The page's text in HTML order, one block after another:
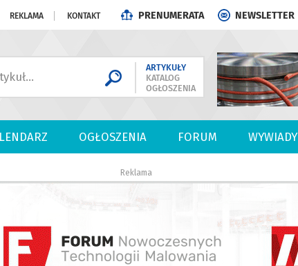
REKLAMA KONTAKT PRENUMERATA NEWSLETTER
ARTYKUŁY
KATALOG
OGŁOSZENIA
OGŁOSZENIA FORUM WYWIADY
Reklama